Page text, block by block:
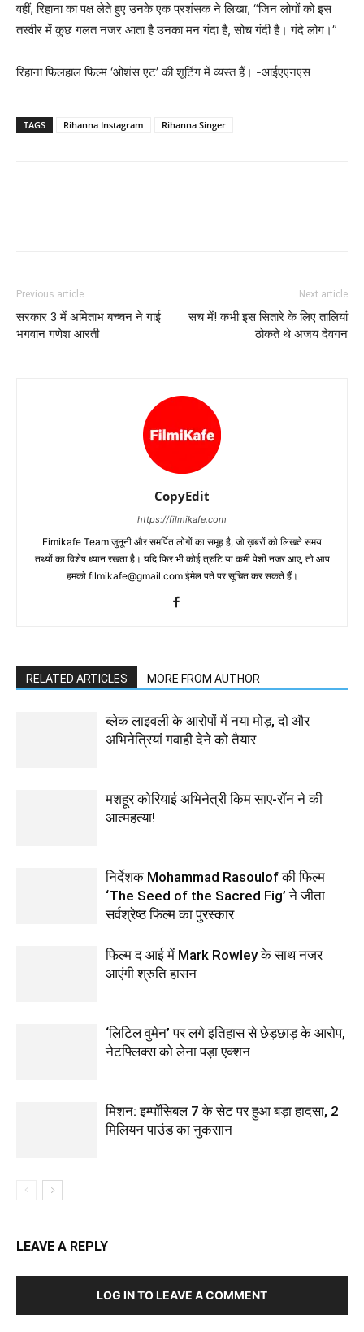
वहीं, रिहाना का पक्ष लेते हुए उनके एक प्रशंसक ने लिखा, “जिन लोगों को इस
तस्वीर में कुछ गलत नजर आता है उनका मन गंदा है, सोच गंदी है। गंदे लोग।”
रिहाना फिलहाल फिल्म ‘ओशंस एट’ की शूटिंग में व्यस्त हैं। -आईएएनएस
TAGS Rihanna Instagram Rihanna Singer
Previous article
सरकार 3 में अमिताभ बच्‍चन ने गाई
भगवान गणेश आरती
Next article
सच में! कभी इस सितारे के लिए तालियां
ठोकते थे अजय देवगन
CopyEdit
https://filmikafe.com
Fimikafe Team जुनूनी और समर्पित लोगों का समूह है, जो ख़बरों को लिखते समय
तथ्‍यों का विशेष ध्‍यान रखता है। यदि फिर भी कोई त्रुटि या कमी पेशी नजर आए, तो आप
हमको filmikafe@gmail.com ईमेल पते पर सूचित कर सकते हैं।
RELATED ARTICLES MORE FROM AUTHOR
ब्लेक लाइवली के आरोपों में नया मोड़, दो और
अभिनेत्रियां गवाही देने को तैयार
मशहूर कोरियाई अभिनेत्री किम साए-रॉन ने की
आत्महत्या!
निर्देशक Mohammad Rasoulof की फिल्म
‘The Seed of the Sacred Fig’ ने जीता
सर्वश्रेष्ठ फिल्म का पुरस्कार
फिल्‍म द आई में Mark Rowley के साथ नजर
आएंगी श्रुति हासन
‘लिटिल वुमेन’ पर लगे इतिहास से छेड़छाड़ के आरोप,
नेटफ्लिक्स को लेना पड़ा एक्‍शन
मिशन: इम्पॉसिबल 7 के सेट पर हुआ बड़ा हादसा, 2
मिलियन पाउंड का नुकसान
LEAVE A REPLY
LOG IN TO LEAVE A COMMENT